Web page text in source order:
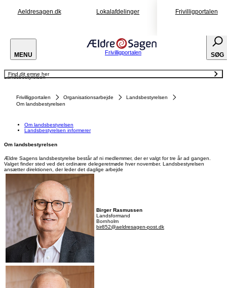
Aeldresagen.dk Lokalafdelinger Frivilligportalen
MENU Frivilligportalen SØG
Landsbestyrelsen
Find dit emne her
Om landsbestyrelsen
Frivilligportalen
Organisationsarbejde
Landsbestyrelsen
Om landsbestyrelsen
Om landsbestyrelsen
Landsbestyrelsen informerer
Om landsbestyrelsen
Ældre Sagens landsbestyrelse består af ni medlemmer, der er valgt for tre år ad gangen.
Valget finder sted ved det ordinære delegeretmøde hver november. Landsbestyrelsen
ansætter direktionen, der leder det daglige arbejde
Birger Rasmussen
Landsformand
Bornholm
bir852@aeldresagen-post.dk